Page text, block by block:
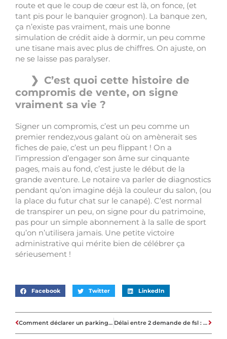
route et que le coup de cœur est là, on fonce, (et
tant pis pour le banquier grognon). La banque zen,
ça n’existe pas vraiment, mais une bonne
simulation de crédit aide à dormir, un peu comme
une tisane mais avec plus de chiffres. On ajuste, on
ne se laisse pas paralyser.
C’est quoi cette histoire de
compromis de vente, on signe
vraiment sa vie ?
Signer un compromis, c’est un peu comme un
premier rendez,vous galant où on amènerait ses
fiches de paie, c’est un peu flippant ! On a
l’impression d’engager son âme sur cinquante
pages, mais au fond, c’est juste le début de la
grande aventure. Le notaire va parler de diagnostics
pendant qu’on imagine déjà la couleur du salon, (ou
la place du futur chat sur le canapé). C’est normal
de transpirer un peu, on signe pour du patrimoine,
pas pour un simple abonnement à la salle de sport
qu’on n’utilisera jamais. Une petite victoire
administrative qui mérite bien de célébrer ça
sérieusement !
Facebook Twitter LinkedIn
Comment déclarer un parking aux impôts : le choix du régime optimal ? Délai entre 2 demande de fsl : les règles pour une nouvelle aide ?